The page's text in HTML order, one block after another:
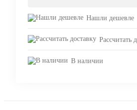
Нашли дешевле
Рассчитать
В наличии